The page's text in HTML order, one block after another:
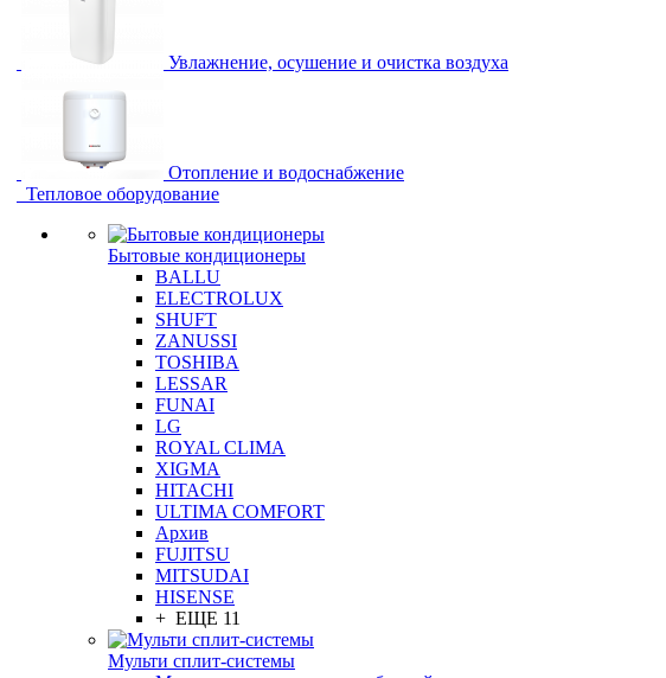
Увлажнение, осушение и очистка воздуха
Отопление и водоснабжение
Тепловое оборудование
Бытовые кондиционеры
BALLU
ELECTROLUX
SHUFT
ZANUSSI
TOSHIBA
LESSAR
FUNAI
LG
ROYAL CLIMA
XIGMA
HITACHI
ULTIMA COMFORT
Архив
FUJITSU
MITSUDAI
HISENSE
+ ЕЩЕ 11
Мульти сплит-системы